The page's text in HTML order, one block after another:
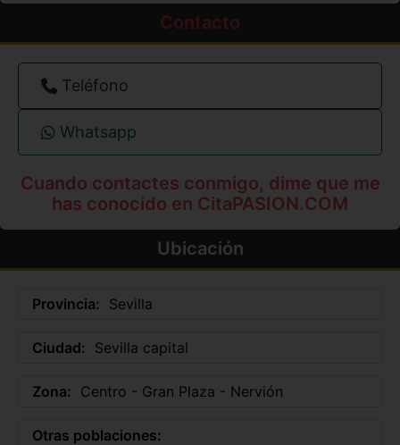
Contacto
Teléfono
Whatsapp
Cuando contactes conmigo, dime que me
has conocido en CitaPASION.COM
Ubicación
Provincia: Sevilla
Ciudad: Sevilla capital
Zona: Centro - Gran Plaza - Nervión
Otras poblaciones: